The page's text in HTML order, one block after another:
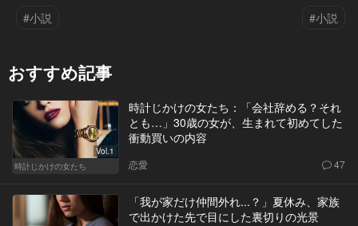
#小説 #小説
おすすめ記事
Vol.1
時計じかけの女たち
時計じかけの女たち：「会社辞める？それ
とも…」30歳の女が、生まれて初めてした
衝動買いの内容
恋愛 47
「我が家だけ仲間外れ...？」夏休み、家族
で出かけた先で目にした裏切りの光景